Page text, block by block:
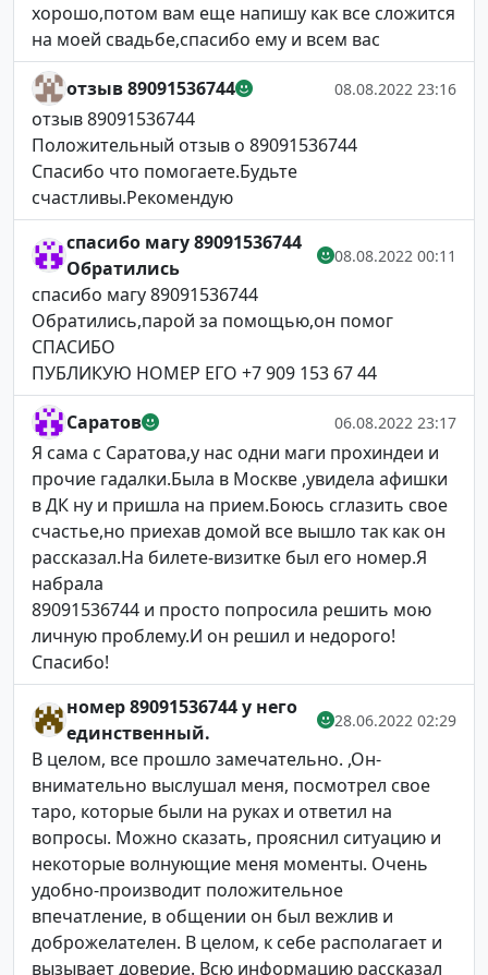
хорошо,потом вам еще напишу как все сложится
на моей свадьбе,спасибо ему и всем вас
отзыв 89091536744 08.08.2022 23:16
отзыв 89091536744
Положительный отзыв о 89091536744
Спасибо что помогаете.Будьте
счастливы.Рекомендую
спасибо магу 89091536744
Обратились
08.08.2022 00:11
спасибо магу 89091536744
Обратились,парой за помощью,он помог
СПАСИБО
ПУБЛИКУЮ НОМЕР ЕГО +7 909 153 67 44
Саратов 06.08.2022 23:17
Я сама с Саратова,у нас одни маги прохиндеи и
прочие гадалки.Была в Москве ,увидела афишки
в ДК ну и пришла на прием.Боюсь сглазить свое
счастье,но приехав домой все вышло так как он
рассказал.На билете-визитке был его номер.Я
набрала
89091536744 и просто попросила решить мою
личную проблему.И он решил и недорого!
Спасибо!
номер 89091536744 у него
единственный.
28.06.2022 02:29
В целом, все прошло замечательно. ,Он-
внимательно выслушал меня, посмотрел свое
таро, которые были на руках и ответил на
вопросы. Можно сказать, прояснил ситуацию и
некоторые волнующие меня моменты. Очень
удобно-производит положительное
впечатление, в общении он был вежлив и
доброжелателен. В целом, к себе располагает и
вызывает доверие. Всю информацию рассказал